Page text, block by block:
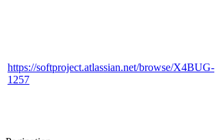
https://softproject.atlassian.net/browse/X4BUG-
1257